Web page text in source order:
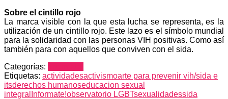
Sobre el cintillo rojo
La marca visible con la que esta lucha se representa, es la
utilización de un cintillo rojo. Este lazo es el símbolo mundial
para la solidaridad con las personas VIH positivas. Como así
también para con aquellos que conviven con el sida.
Categorías:
Etiquetas: actividadesactivismoarte para prevenir vih/sida e
itsderechos humanoseducacion sexual
integral Informate!observatorio LGBTsexualidadessida